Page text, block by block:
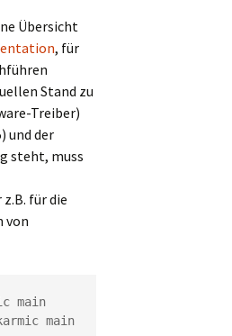
Übersicht
, für
Stand zu
Treiber)
und der
steht, muss
für die
von
main
main